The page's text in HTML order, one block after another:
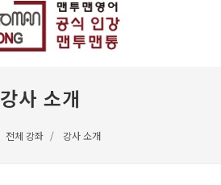
강사 소개
전체 강좌 강사 소개